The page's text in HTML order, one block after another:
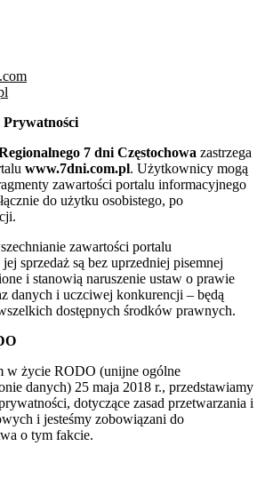
7 dni Częstochowa zastrzega
www.7dni.com.pl. Użytkownicy mogą
zawartości portalu informacyjnego
do użytku osobistego, po
zawartości portalu
sprzedaż są bez uprzedniej pisemnej
i stanowią naruszenie ustaw o prawie
danych i uczciwej konkurencji – będą
dostępnych środków prawnych.
w życie RODO (unijne ogólne
danych) 25 maja 2018 r., przedstawiamy
dotyczące zasad przetwarzania i
i jesteśmy zobowiązani do
o tym fakcie.